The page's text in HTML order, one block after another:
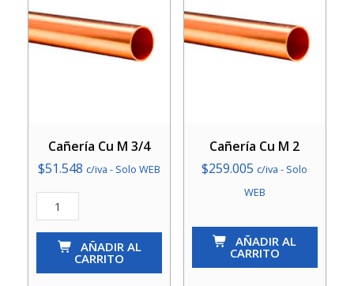
Cañería Cu M 3/4
$51.548 c/iva - Solo WEB
Cañería
Cu
AÑADIR AL
CARRITO
Cañería Cu M 2
$259.005 c/iva - Solo
WEB
Cañería
M
AÑADIR AL
CARRITO